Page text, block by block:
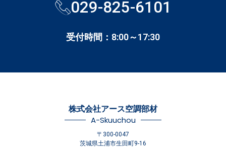
029-825-6101
受付時間：8:00～17:30
株式会社アース空調部材
A-Skuuchou
〒300-0047
茨城県土浦市生田町9-16